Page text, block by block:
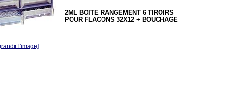
l'image]
2ML BOITE RANGEMENT 6 TIROIRS
POUR FLACONS 32X12 + BOUCHAGE